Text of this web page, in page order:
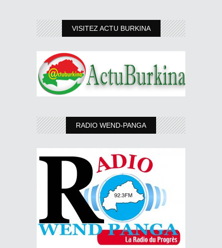
VISITEZ ACTU BURKINA
RADIO WEND-PANGA